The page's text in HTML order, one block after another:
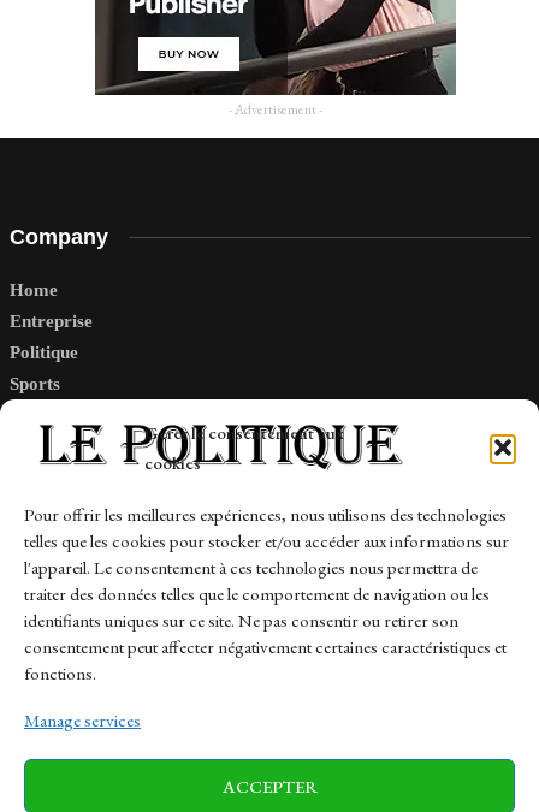
Gérer le consentement aux
cookies
Pour offrir les meilleures expériences, nous utilisons des technologies
telles que les cookies pour stocker et/ou accéder aux informations sur
l'appareil. Le consentement à ces technologies nous permettra de
traiter des données telles que le comportement de navigation ou les
identifiants uniques sur ce site. Ne pas consentir ou retirer son
consentement peut affecter négativement certaines caractéristiques et
fonctions.
Manage services
ACCEPTER
- Advertisement -
Company
Home
Entreprise
Politique
Sports
Links
Contact
Sitemap
News Finance-Marches Politics